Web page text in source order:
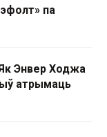
па
Энвер Ходжа
атрымаць